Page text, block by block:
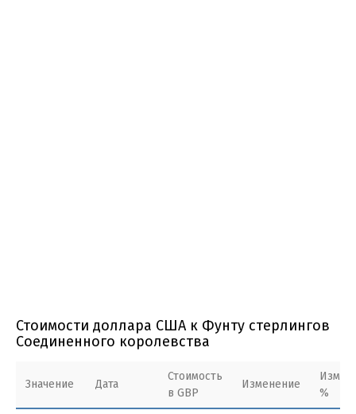
Стоимости доллара США к Фунту стерлингов
Соединенного королевства
Значение Дата
Стоимость
в GBP
Изменение
%